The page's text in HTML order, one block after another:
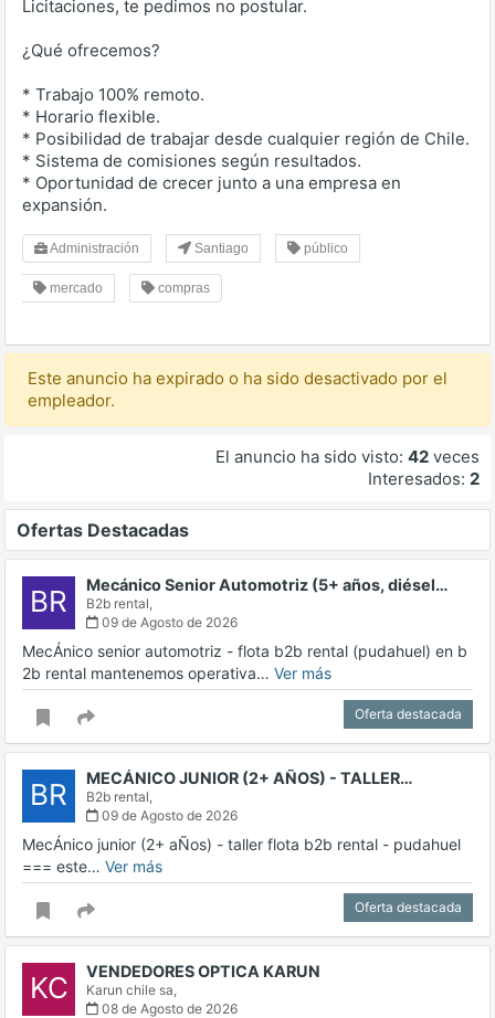
Licitaciones, te pedimos no postular.
¿Qué ofrecemos?
* Trabajo 100% remoto.
* Horario flexible.
* Posibilidad de trabajar desde cualquier región de Chile.
* Sistema de comisiones según resultados.
* Oportunidad de crecer junto a una empresa en
expansión.
Administración Santiago público
mercado compras
Este anuncio ha expirado o ha sido desactivado por el
empleador.
El anuncio ha sido visto: 42 veces
Interesados: 2
Ofertas Destacadas
BR Mecánico Senior Automotriz (5+ años, diésel…
B2b rental,
09 de Agosto de 2026
MecÁnico senior automotriz - flota b2b rental (pudahuel) en b
2b rental mantenemos operativa… Ver más
Oferta destacada
BR MECÁNICO JUNIOR (2+ AÑOS) - TALLER…
B2b rental,
09 de Agosto de 2026
MecÁnico junior (2+ aÑos) - taller flota b2b rental - pudahuel
=== este… Ver más
Oferta destacada
KC VENDEDORES OPTICA KARUN
Karun chile sa,
08 de Agosto de 2026